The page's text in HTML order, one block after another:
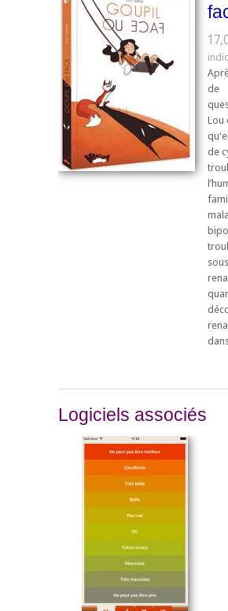
de
Lou
de
Logiciels associés